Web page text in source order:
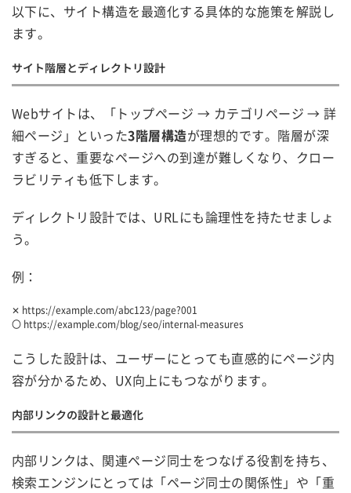
以下に、サイト構造を最適化する具体的な施策を解説し
ます。
サイト階層とディレクトリ設計
Webサイトは、「トップページ → カテゴリページ → 詳
細ページ」といった3階層構造が理想的です。階層が深
すぎると、重要なページへの到達が難しくなり、クロー
ラビリティも低下します。
ディレクトリ設計では、URLにも論理性を持たせましょ
う。
例：
✕ https://example.com/abc123/page?001
〇 https://example.com/blog/seo/internal-measures
こうした設計は、ユーザーにとっても直感的にページ内
容が分かるため、UX向上にもつながります。
内部リンクの設計と最適化
内部リンクは、関連ページ同士をつなげる役割を持ち、
検索エンジンにとっては「ページ同士の関係性」や「重